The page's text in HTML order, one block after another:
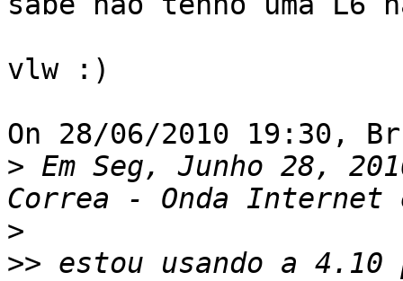
vlw :)
On 28/06/2010 19:30,
> Em Seg, Junho 28,
>
>> estou usando a